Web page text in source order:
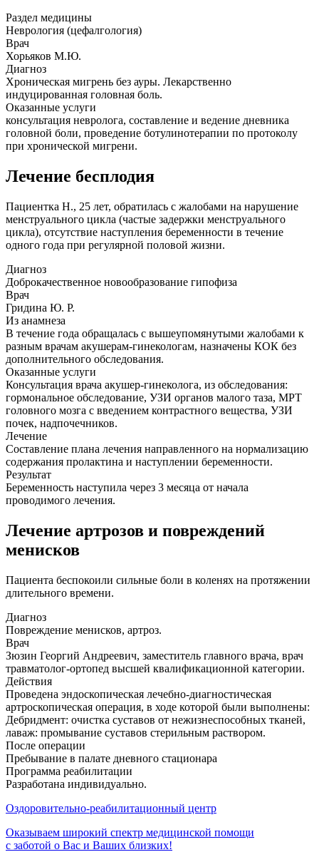
Раздел медицины
Неврология (цефалгология)
Врач
Хорьяков М.Ю.
Диагноз
Хроническая мигрень без ауры. Лекарственно
индуцированная головная боль.
Оказанные услуги
консультация невролога, составление и ведение дневника
головной боли, проведение ботулинотерапии по протоколу
при хронической мигрени.
Лечение бесплодия
Пациентка Н., 25 лет, обратилась с жалобами на нарушение
менструального цикла (частые задержки менструального
цикла), отсутствие наступления беременности в течение
одного года при регулярной половой жизни.
Диагноз
Доброкачественное новообразование гипофиза
Врач
Гридина Ю. Р.
Из анамнеза
В течение года обращалась с вышеупомянутыми жалобами к
разным врачам акушерам-гинекологам, назначены КОК без
дополнительного обследования.
Оказанные услуги
Консультация врача акушер-гинеколога, из обследования:
гормональное обследование, УЗИ органов малого таза, МРТ
головного мозга с введением контрастного вещества, УЗИ
почек, надпочечников.
Лечение
Составление плана лечения направленного на нормализацию
содержания пролактина и наступлении беременности.
Результат
Беременность наступила через 3 месяца от начала
проводимого лечения.
Лечение артрозов и повреждений
менисков
Пациента беспокоили сильные боли в коленях на протяжении
длительного времени.
Диагноз
Повреждение менисков, артроз.
Врач
Зюзин Георгий Андреевич, заместитель главного врача, врач
травматолог-ортопед высшей квалификационной категории.
Действия
Проведена эндоскопическая лечебно-диагностическая
артроскопическая операция, в ходе которой были выполнены:
Дебридмент: очистка суставов от нежизнеспособных тканей,
лаваж: промывание суставов стерильным раствором.
После операции
Пребывание в палате дневного стационара
Программа реабилитации
Разработана индивидуально.
Оздоровительно-реабилитационный центр
Оказываем широкий спектр медицинской помощи
с заботой о Вас и Ваших близких!